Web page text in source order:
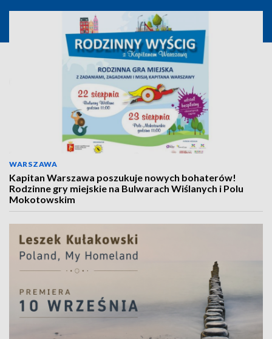
WARSZAWA
Kapitan Warszawa poszukuje nowych bohaterów!
Rodzinne gry miejskie na Bulwarach Wiślanych i Polu
Mokotowskim